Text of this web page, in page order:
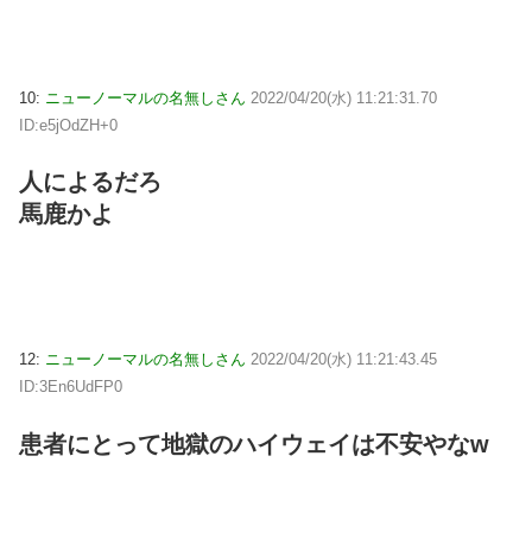
10: ニューノーマルの名無しさん 2022/04/20(水) 11:21:31.70
ID:e5jOdZH+0
人によるだろ
馬鹿かよ
12: ニューノーマルの名無しさん 2022/04/20(水) 11:21:43.45
ID:3En6UdFP0
患者にとって地獄のハイウェイは不安やなw